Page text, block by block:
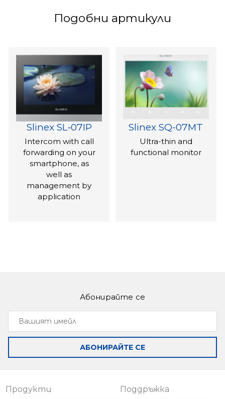
Подобни артикули
Slinex SL‑07IP
Intercom with call
forwarding on your
smartphone, as
well as
management by
application
Slinex SQ-07MT
Ultra-thin and
functional monitor
Slinex SL-07M
Intercom with
a built-in power
Slinex SL-10IPT
with smartphone
call forwarding and
functions
Абонирайте се
Вашият
имейл
АБОНИРАЙТЕ СЕ
Продукти Поддръжка